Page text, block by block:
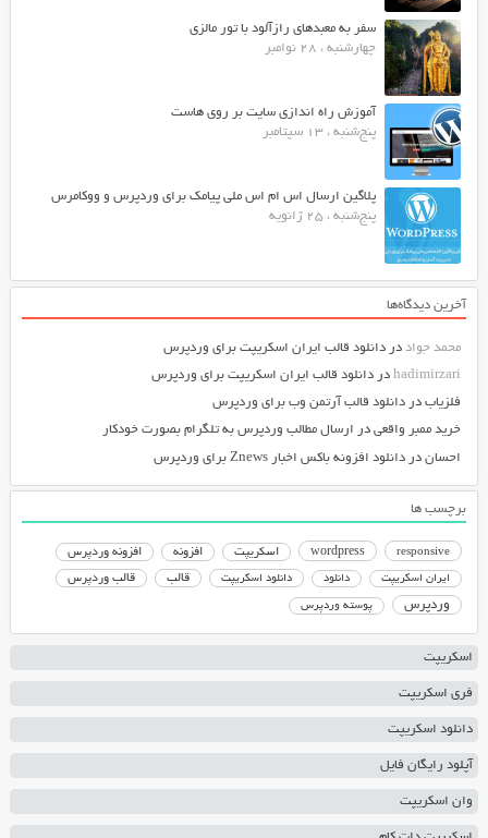
سفر به معبدهای رازآلود با تور مالزی
چهارشنبه ، 28 نوامبر
آموزش راه اندازی سایت بر روی هاست
پنج‌شنبه ، 13 سپتامبر
پلاگین ارسال اس ام اس ملی پیامک برای وردپرس و ووکامرس
پنج‌شنبه ، 25 ژانویه
آخرین دیدگاه‌ها
محمد جواددر دانلود قالب ایران اسکریپت برای وردپرس
hadimirzariدر دانلود قالب ایران اسکریپت برای وردپرس
فلزیابدر دانلود قالب آرتمن وب برای وردپرس
خرید ممبر واقعیدر ارسال مطالب وردپرس به تلگرام بصورت خودکار
احساندر دانلود افزونه باکس اخبار Znews برای وردپرس
برچسب ها
responsive
wordpress اسکریپت افزونه افزونه وردپرس
ایران اسکریپت دانلود دانلود اسکریپت قالب قالب وردپرس
وردپرس پوسته وردپرس
اسکریپت
فری اسکریپت
دانلود اسکریپت
آپلود رایگان فایل
وان اسکریپت